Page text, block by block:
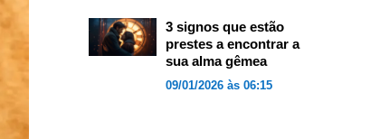
3 signos que estão
prestes a encontrar a
sua alma gêmea
09/01/2026 às 06:15